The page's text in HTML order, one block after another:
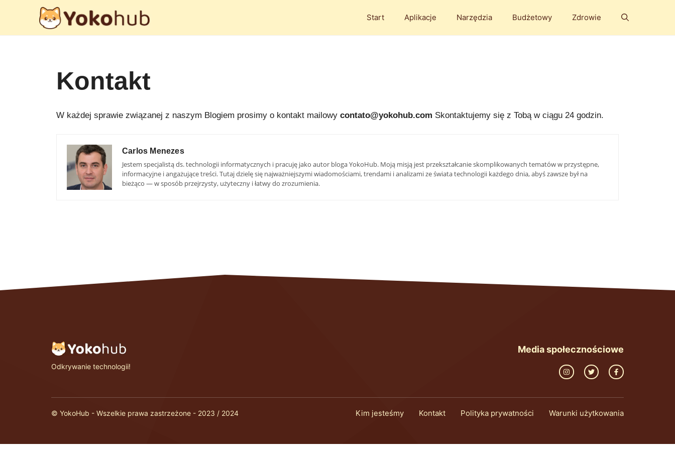
Start Aplikacje Narzędzia Budżetowy Zdrowie
Kontakt
W każdej sprawie związanej z naszym Blogiem prosimy o kontakt mailowy contato@yokohub.com Skontaktujemy się z Tobą w ciągu 24 godzin.
Carlos Menezes
Jestem specjalistą ds. technologii informatycznych i pracuję jako autor bloga YokoHub. Moją misją jest przekształcanie skomplikowanych tematów w przystępne,
informacyjne i angażujące treści. Tutaj dzielę się najważniejszymi wiadomościami, trendami i analizami ze świata technologii każdego dnia, abyś zawsze był na
bieżąco — w sposób przejrzysty, użyteczny i łatwy do zrozumienia.
Odkrywanie technologii!
Media społecznościowe
© YokoHub - Wszelkie prawa zastrzeżone - 2023 / 2024 Kim jesteśmy Kontakt Polityka prywatności Warunki użytkowania